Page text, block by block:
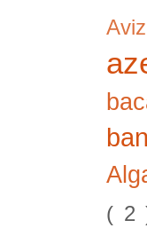
Aviz
( 2